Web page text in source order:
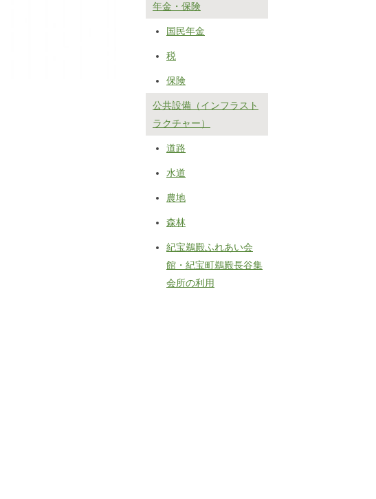
年金・保険
国民年金
税
保険
公共設備（インフラスト
ラクチャー）
道路
水道
農地
森林
紀宝鵜殿ふれあい会
館・紀宝町鵜殿長谷集
会所の利用